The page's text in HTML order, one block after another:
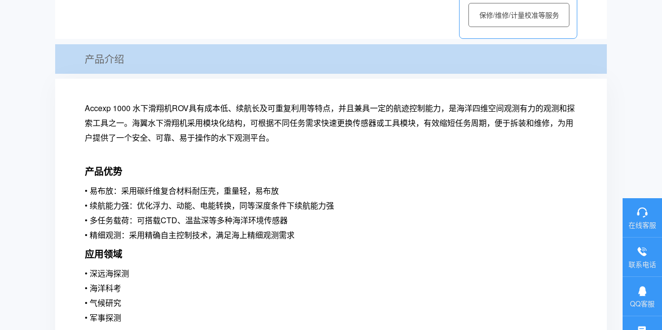
保修/维修/计量校准等服务
产品介绍
Accexp 1000 水下滑翔机ROV具有成本低、续航长及可重复利用等特点，并且兼具一定的航迹控制能力，是海洋四维空间观测有力的观测和探
索工具之一。海翼水下滑翔机采用模块化结构，可根据不同任务需求快速更换传感器或工具模块，有效缩短任务周期，便于拆装和维修，为用
户提供了一个安全、可靠、易于操作的水下观测平台。
产品优势
• 易布放：采用碳纤维复合材料耐压壳，重量轻，易布放
• 续航能力强：优化浮力、动能、电能转换，同等深度条件下续航能力强
• 多任务载荷：可搭载CTD、温盐深等多种海洋环境传感器
• 精细观测：采用精确自主控制技术，满足海上精细观测需求
应用领域
• 深远海探测
• 海洋科考
• 气候研究
• 军事探测
在线客服
联系电话
QQ客服